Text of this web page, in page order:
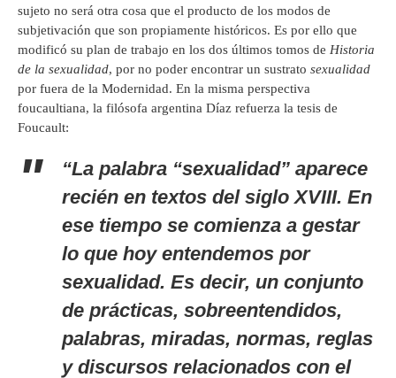
sujeto no será otra cosa que el producto de los modos de
subjetivación que son propiamente históricos. Es por ello que
modificó su plan de trabajo en los dos últimos tomos de Historia
de la sexualidad, por no poder encontrar un sustrato sexualidad
por fuera de la Modernidad. En la misma perspectiva
foucaultiana, la filósofa argentina Díaz refuerza la tesis de
Foucault:
“La palabra “sexualidad” aparece
recién en textos del siglo XVIII. En
ese tiempo se comienza a gestar
lo que hoy entendemos por
sexualidad. Es decir, un conjunto
de prácticas, sobreentendidos,
palabras, miradas, normas, reglas
y discursos relacionados con el